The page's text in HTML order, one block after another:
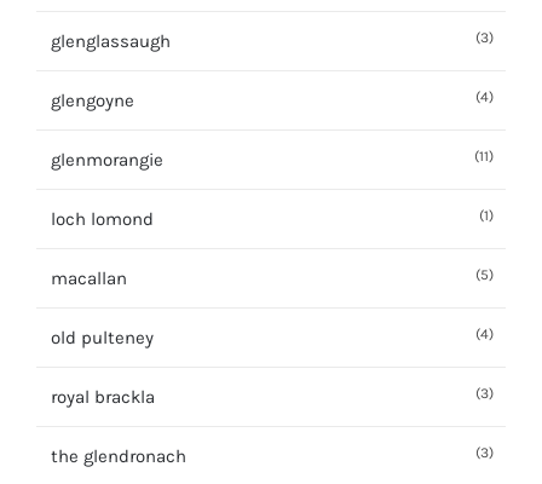
glenglassaugh (3)
glengoyne (4)
glenmorangie (11)
loch lomond (1)
macallan (5)
old pulteney (4)
royal brackla (3)
the glendronach (3)